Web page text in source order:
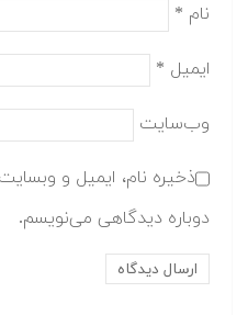
نام *
ایمیل *
وب‌سایت
ذخیره نام، ایمیل و
دوباره دیدگاهی می‌نویسم.